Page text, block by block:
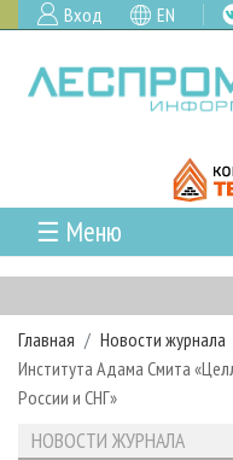
Вход EN
☰ Меню
ГЛАВНАЯ
РУБРИКИ И ТЕМЫ
РУБРИКИ ЖУРНАЛА
ЛЕСНОЕ ХОЗЯЙСТВО
ЛЕСОЗАГОТОВКА
НОВОСТИ
КАЛЕНДАРЬ СОБЫТИЙ
НОВОСТИ ЛПК
ПРОЕКТЫ ЛПИ
АНАЛИТИКА
АРХИВ
Главная Новости журнала
Института Адама Смита
России и СНГ»
НОВОСТИ ЖУРНАЛА